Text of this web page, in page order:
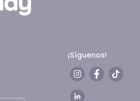
¡Síguenos!